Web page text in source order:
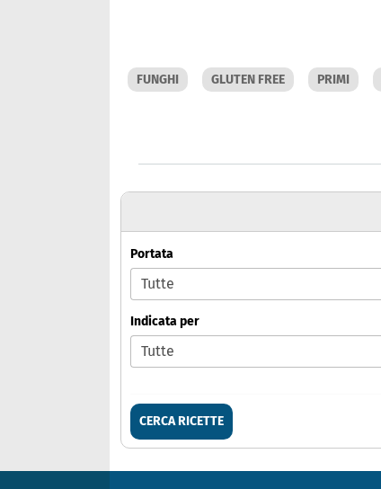
FUNGHI GLUTEN FREE PRIMI
Portata
Indicata per
CERCA RICETTE